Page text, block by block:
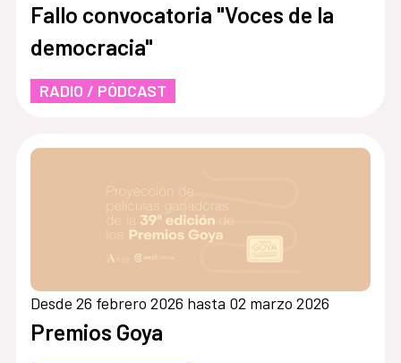
Fallo convocatoria "Voces de la
democracia"
RADIO / PÓDCAST
Desde 26 febrero 2026 hasta 02 marzo 2026
Premios Goya